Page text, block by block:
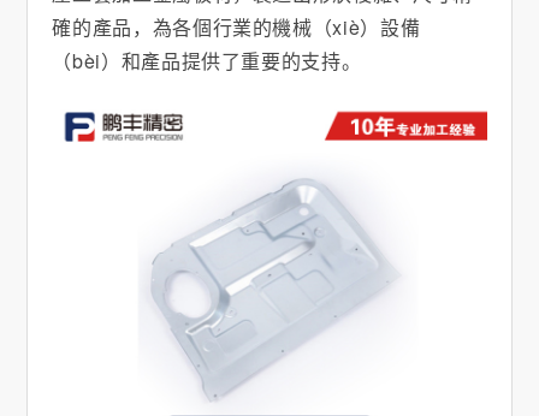
確的產品，為各個行業的機械（xiè）設備
（bèi）和產品提供了重要的支持。